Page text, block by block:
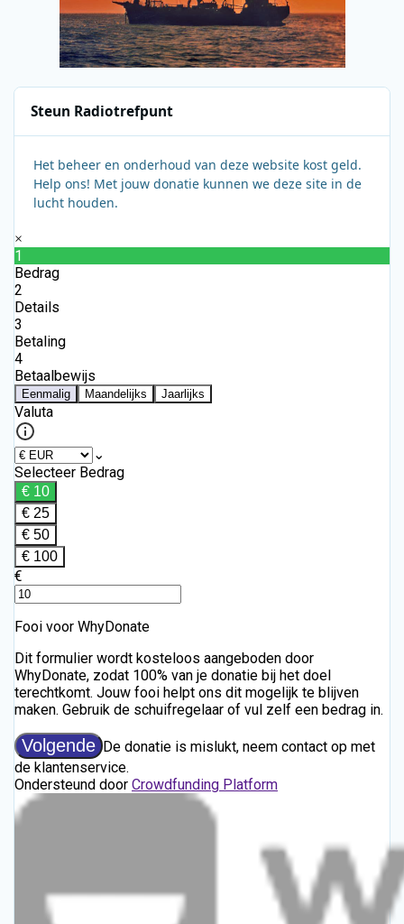
Steun Radiotrefpunt
Het beheer en onderhoud van deze website kost geld.
Help ons! Met jouw donatie kunnen we deze site in de
lucht houden.